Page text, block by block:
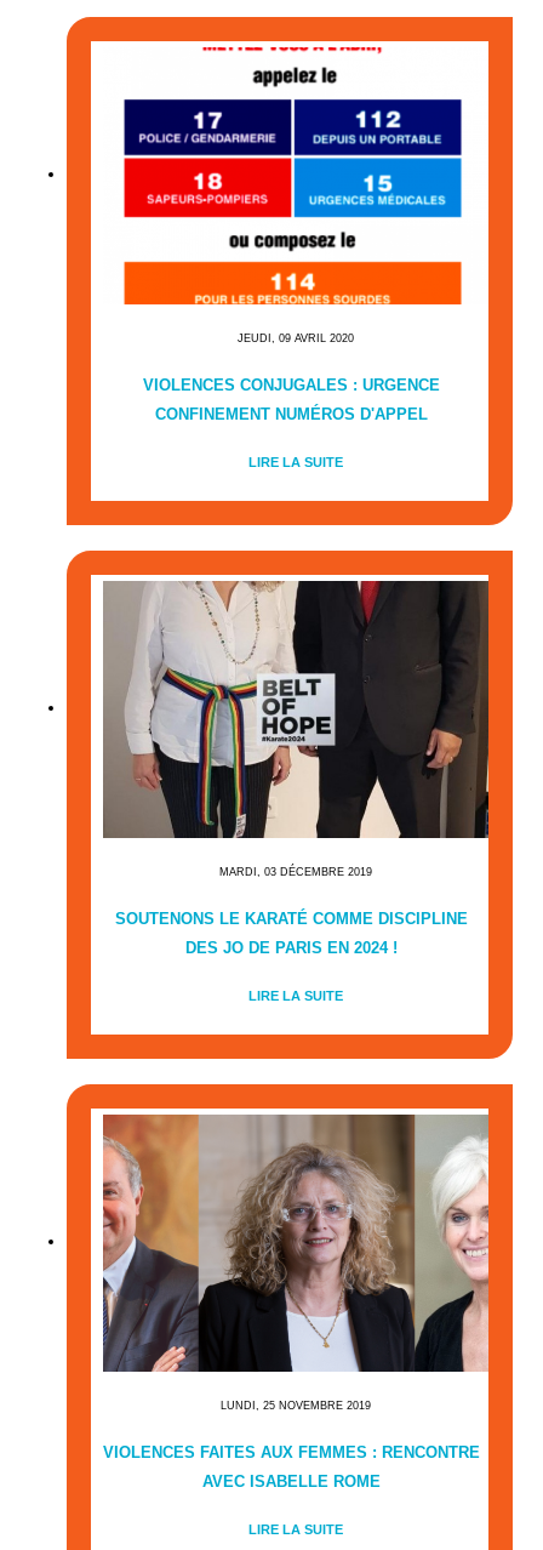
JEUDI, 09 AVRIL 2020
VIOLENCES CONJUGALES : URGENCE
CONFINEMENT NUMÉROS D'APPEL
LIRE LA SUITE
MARDI, 03 DÉCEMBRE 2019
SOUTENONS LE KARATÉ COMME DISCIPLINE
DES JO DE PARIS EN 2024 !
LIRE LA SUITE
LUNDI, 25 NOVEMBRE 2019
VIOLENCES FAITES AUX FEMMES : RENCONTRE
AVEC ISABELLE ROME
LIRE LA SUITE